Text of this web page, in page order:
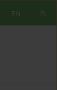
PL
EN